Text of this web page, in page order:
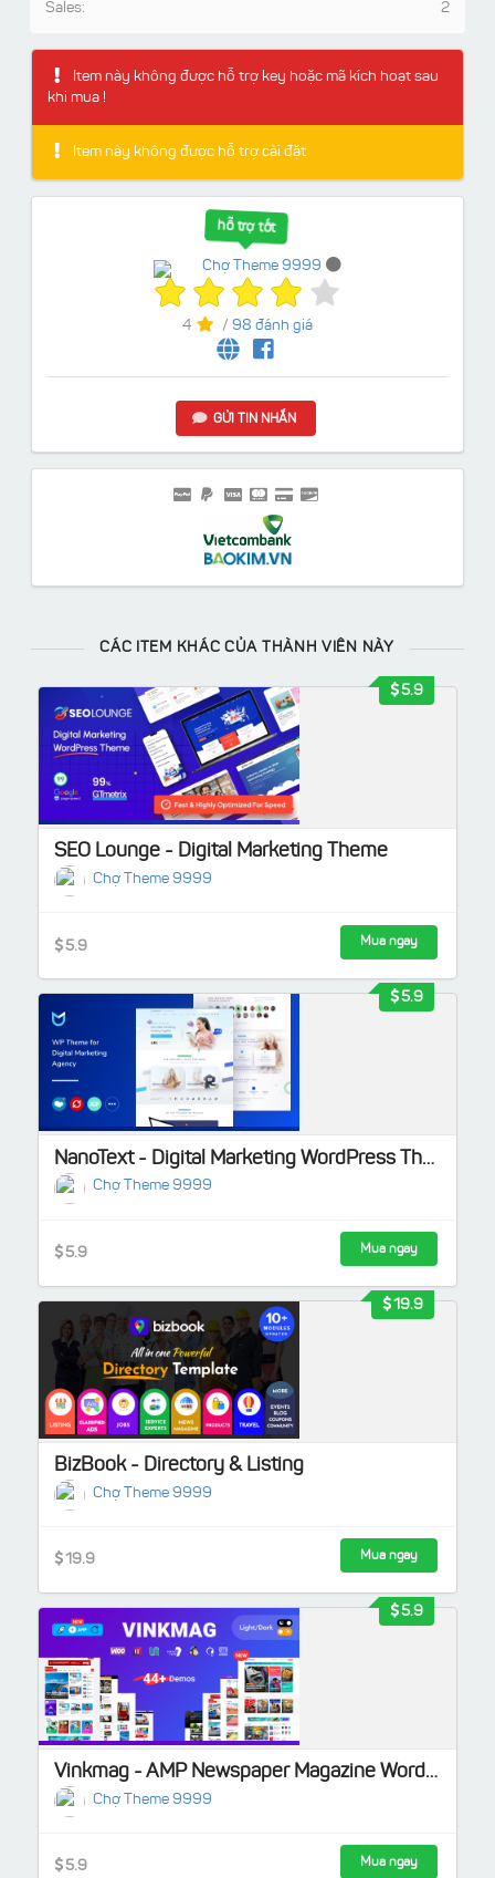
2
Sales:
Item này không được hỗ trợ key hoặc mã kích hoạt sau
khi mua !
Item này không được hỗ trợ cài đặt
hỗ trợ tốt
Chợ Theme 9999
4 / 98 đánh giá
GỬI TIN NHẮN
CÁC ITEM KHÁC CỦA THÀNH VIÊN NÀY
SEO Lounge - Digital Marketing Theme
Chợ Theme 9999
5.9 Mua ngay
5.9
NanoText - Digital Marketing WordPress Theme
Chợ Theme 9999
5.9 Mua ngay
5.9
BizBook - Directory & Listing
Chợ Theme 9999
19.9 Mua ngay
19.9
Vinkmag - AMP Newspaper Magazine WordPress Theme
Chợ Theme 9999
5.9 Mua ngay
5.9